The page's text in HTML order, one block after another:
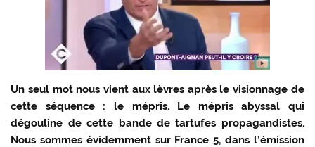
Un seul mot nous vient aux lèvres après le visionnage de
cette séquence : le mépris. Le mépris abyssal qui
dégouline de cette bande de tartufes propagandistes.
Nous sommes évidemment sur France 5, dans l’émission